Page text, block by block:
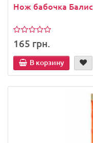
Нож бабочка
165 грн.
В корзину